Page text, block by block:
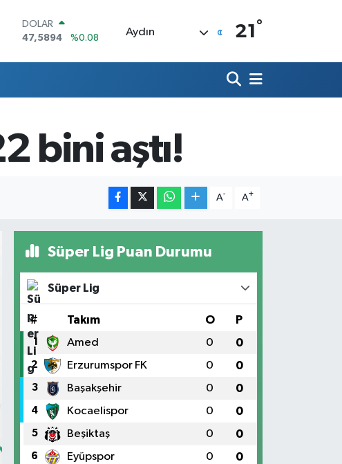
DOLAR
47,5894
%0.08
BİST100
13.703
%11
BITCOIN
Aydın 21 °
bini aştı!
A- A+
Süper Lig Puan Durumu
Süper Lig
# Takım O P
1 Amed 0 0
2 Erzurumspor FK 0 0
3 Başakşehir 0 0
4 Kocaelispor 0 0
5 Beşiktaş 0 0
6 Eyüpspor 0 0